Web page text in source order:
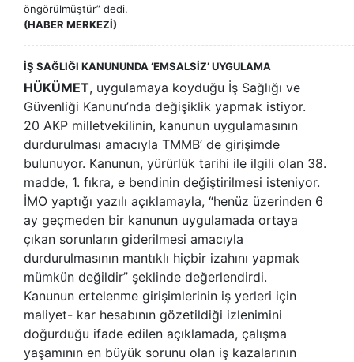
öngörülmüştür” dedi.
(HABER MERKEZİ)
İŞ SAĞLIĞI KANUNUNDA ‘EMSALSİZ’ UYGULAMA
HÜKÜMET, uygulamaya koyduğu İş Sağlığı ve
Güvenliği Kanunu’nda değişiklik yapmak istiyor.
20 AKP milletvekilinin, kanunun uygulamasının
durdurulması amacıyla TMMB’ de girişimde
bulunuyor. Kanunun, yürürlük tarihi ile ilgili olan 38.
madde, 1. fıkra, e bendinin değiştirilmesi isteniyor.
İMO yaptığı yazılı açıklamayla, “henüz üzerinden 6
ay geçmeden bir kanunun uygulamada ortaya
çıkan sorunların giderilmesi amacıyla
durdurulmasının mantıklı hiçbir izahını yapmak
mümkün değildir” şeklinde değerlendirdi.
Kanunun ertelenme girişimlerinin iş yerleri için
maliyet- kar hesabının gözetildiği izlenimini
doğurduğu ifade edilen açıklamada, çalışma
yaşamının en büyük sorunu olan iş kazalarının